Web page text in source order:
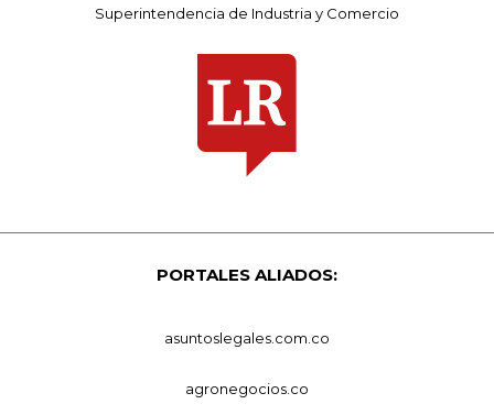
Superintendencia de Industria y Comercio
PORTALES ALIADOS:
asuntoslegales.com.co
agronegocios.co